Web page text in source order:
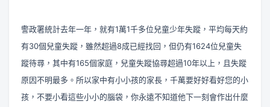
警政署統計去年一年，就有1萬1千多位兒童少年失蹤，平均每天約
有30個兒童失蹤，雖然超過8成已經找回，但仍有1624位兒童失
蹤待尋，其中有165個家庭，兒童失蹤協尋超過10年以上，且失蹤
原因不明最多。所以家中有小小孩的家長，千萬要好好看好您的小
孩，不要小看這些小小的腦袋，你永遠不知道他下一刻會作出什麼